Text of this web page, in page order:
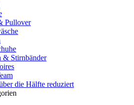
Pullover
& Stirnbänder
die Hälfte reduziert